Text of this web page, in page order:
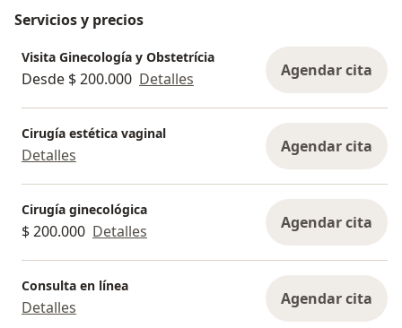
Servicios y precios
Visita Ginecología y Obstetrícia
Desde $ 200.000 Detalles Agendar cita
Cirugía estética vaginal
Detalles Agendar cita
Cirugía ginecológica
$ 200.000 Detalles Agendar cita
Consulta en línea
Detalles Agendar cita